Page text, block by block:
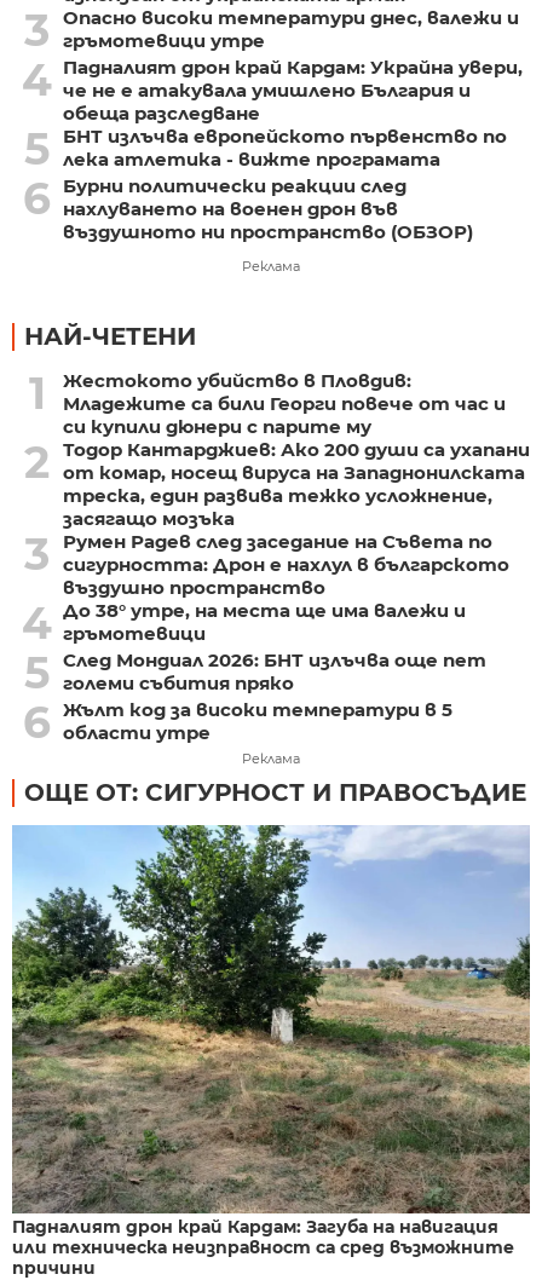
3
Опасно високи температури днес, валежи и
гръмотевици утре
4 Падналият дрон край Кардам: Украйна увери,
че не е атакувала умишлено България и
обеща разследване
5
БНТ излъчва европейското първенство по
лека атлетика - вижте програмата
6
Бурни политически реакции след
нахлуването на военен дрон във
въздушното ни пространство (ОБЗОР)
Реклама
НАЙ-ЧЕТЕНИ
1
Жестокото убийство в Пловдив:
Младежите са били Георги повече от час и
си купили дюнери с парите му
2
Тодор Кантарджиев: Ако 200 души са ухапани
от комар, носещ вируса на Западнонилската
треска, един развива тежко усложнение,
засягащо мозъка
3
Румен Радев след заседание на Съвета по
сигурността: Дрон е нахлул в българското
въздушно пространство
4 До 38° утре, на места ще има валежи и
гръмотевици
5 След Мондиал 2026: БНТ излъчва още пет
големи събития пряко
6 Жълт код за високи температури в 5
области утре
Реклама
ОЩЕ ОТ: СИГУРНОСТ И ПРАВОСЪДИЕ
Падналият дрон край Кардам: Загуба на навигация
или техническа неизправност са сред възможните
причини